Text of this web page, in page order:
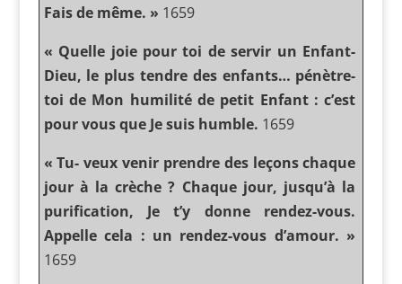
Fais de même. » 1659
« Quelle joie pour toi de servir un Enfant-
Dieu, le plus tendre des enfants… pénètre-
toi de Mon humilité de petit Enfant : c’est
pour vous que Je suis humble. 1659
« Tu- veux venir prendre des leçons chaque
jour à la crèche ? Chaque jour, jusqu’à la
purification, Je t’y donne rendez-vous.
Appelle cela : un rendez-vous d’amour. »
1659